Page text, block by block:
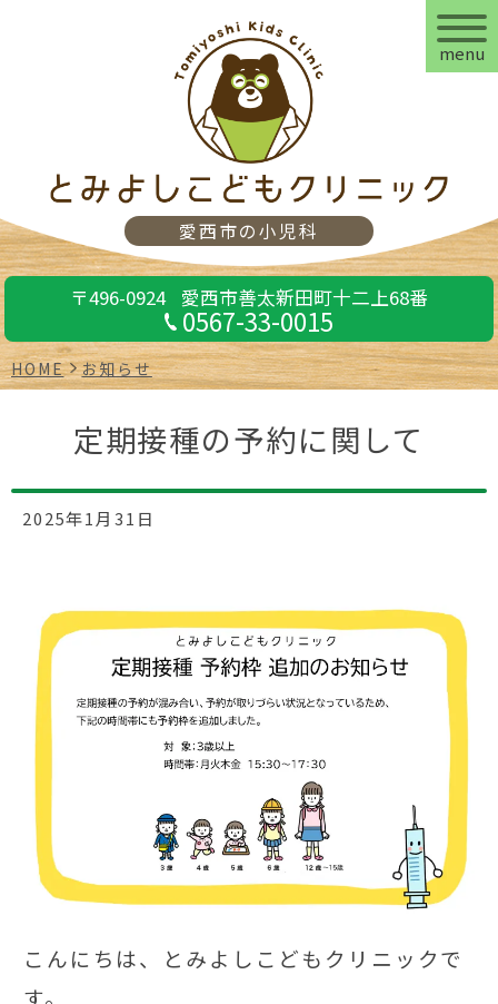
愛西市の小児科
〒496-0924 愛西市善太新田町十二上68番
0567-33-0015
menu
HOME お知らせ
定期接種の予約に関して
2025年1月31日
こんにちは、とみよしこどもクリニックで
す。